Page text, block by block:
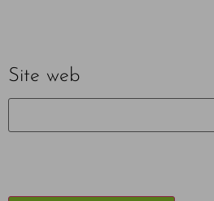
Site web